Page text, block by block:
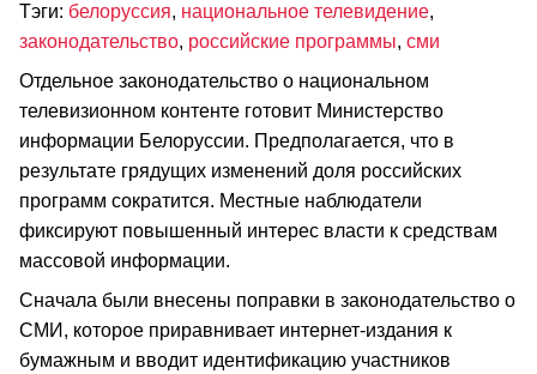
Тэги: белоруссия, национальное телевидение,
законодательство, российские программы, сми
Отдельное законодательство о национальном
телевизионном контенте готовит Министерство
информации Белоруссии. Предполагается, что в
результате грядущих изменений доля российских
программ сократится. Местные наблюдатели
фиксируют повышенный интерес власти к средствам
массовой информации.
Сначала были внесены поправки в законодательство о
СМИ, которое приравнивает интернет-издания к
бумажным и вводит идентификацию участников